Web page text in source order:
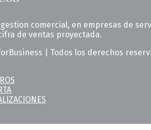
comercial, en empresas de
de ventas proyectada.
| Todos los derechos